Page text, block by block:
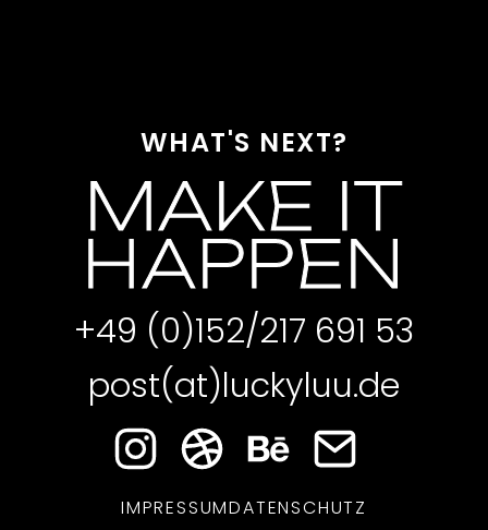
WHAT'S NEXT?
MAKE IT
HAPPEN
+49 (0)152/217 691 53
post(at)luckyluu.de
IMPRESSUMDATENSCHUTZ